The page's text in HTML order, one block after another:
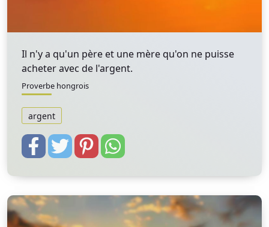
Il n'y a qu'un père et une mère qu'on ne puisse
acheter avec de l'argent.
Proverbe hongrois
argent